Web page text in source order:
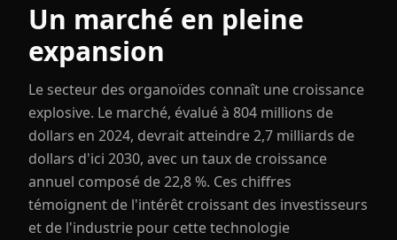
Un marché en pleine
expansion
Le secteur des organoïdes connaît une croissance
explosive. Le marché, évalué à 804 millions de
dollars en 2024, devrait atteindre 2,7 milliards de
dollars d'ici 2030, avec un taux de croissance
annuel composé de 22,8 %. Ces chiffres
témoignent de l'intérêt croissant des investisseurs
et de l'industrie pour cette technologie